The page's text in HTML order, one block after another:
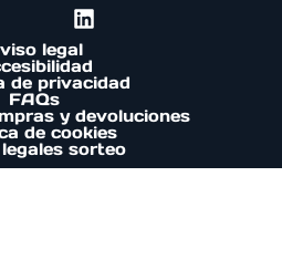
legal
de privacidad
FAQs
y devoluciones
de cookies
sorteo